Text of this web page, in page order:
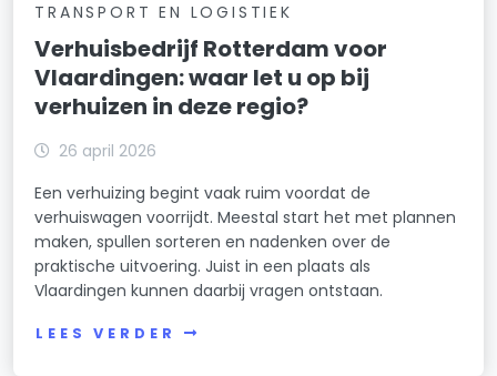
TRANSPORT EN LOGISTIEK
Verhuisbedrijf Rotterdam voor
Vlaardingen: waar let u op bij
verhuizen in deze regio?
26 april 2026
Een verhuizing begint vaak ruim voordat de
verhuiswagen voorrijdt. Meestal start het met plannen
maken, spullen sorteren en nadenken over de
praktische uitvoering. Juist in een plaats als
Vlaardingen kunnen daarbij vragen ontstaan.
LEES VERDER